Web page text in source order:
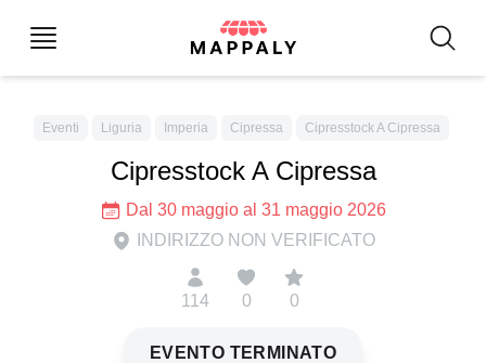
Eventi Liguria Imperia Cipressa Cipresstock A Cipressa
Cipresstock A Cipressa
Dal 30 maggio al 31 maggio 2026
INDIRIZZO NON VERIFICATO
114 0 0
EVENTO TERMINATO